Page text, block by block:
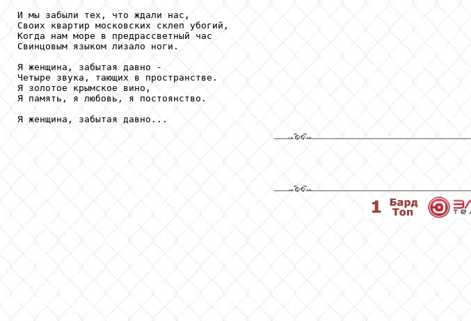
И мы забыли тех, что ждали нас,
Своих квартир московских склеп убогий,
Когда нам море в предрассветный час
Свинцовым языком лизало ноги.
Я женщина, забытая давно -
Четыре звука, тающих в пространстве.
Я золотое крымское вино,
Я память, я любовь, я постоянство.
Я женщина, забытая давно...